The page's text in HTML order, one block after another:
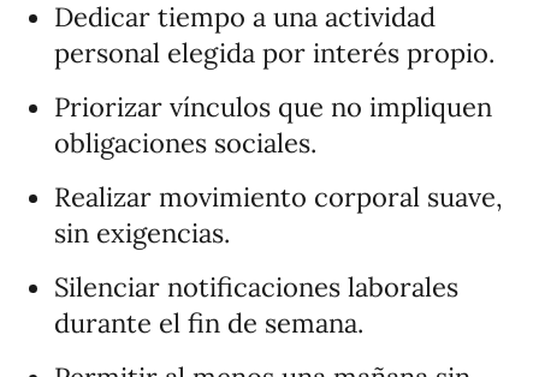
Dedicar tiempo a una actividad
personal elegida por interés propio.
Priorizar vínculos que no impliquen
obligaciones sociales.
Realizar movimiento corporal suave,
sin exigencias.
Silenciar notificaciones laborales
durante el fin de semana.